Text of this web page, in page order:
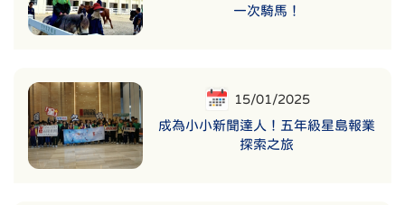
一次騎馬！
15/01/2025
成為小小新聞達人！五年級星島報業
探索之旅